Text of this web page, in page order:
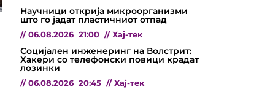
Научници открија микроорганизми
што го јадат пластичниот отпад
// 06.08.2026 21:00 // Хај-тек
Социјален инженеринг на Волстрит:
Хакери со телефонски повици крадат
лозинки
// 06.08.2026 20:45 // Хај-тек